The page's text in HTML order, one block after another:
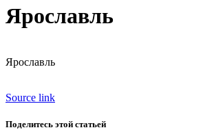
Ярославль
Ярославль
Source link
Поделитесь этой статьей